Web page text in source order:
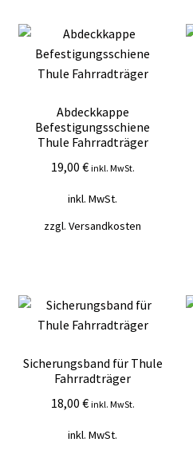
Vertrag widerrufen
Warenkorb
Abdeckkappe
Befestigungsschiene
Thule Fahrradträger
19,00 € inkl. MwSt.
inkl. MwSt.
zzgl.Versandkosten
Sicherungsband für Thule
Fahrradträger
18,00 € inkl. MwSt.
inkl. MwSt.